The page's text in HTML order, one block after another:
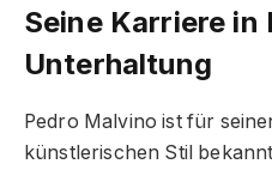
Seine Karriere in
Unterhaltung
Pedro Malvino ist für
künstlerischen Stil